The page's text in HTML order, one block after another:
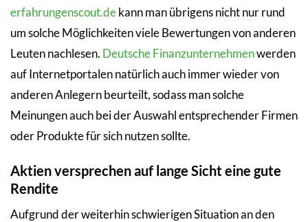
erfahrungenscout.dekann man übrigens nicht nur rund
um solche Möglichkeiten viele Bewertungen von anderen
Leuten nachlesen. Deutsche Finanzunternehmenwerden
auf Internetportalen natürlich auch immer wieder von
anderen Anlegern beurteilt, sodass man solche
Meinungen auch bei der Auswahl entsprechender Firmen
oder Produkte für sich nutzen sollte.
Aktien versprechen auf lange Sicht eine gute
Rendite
Aufgrund der weiterhin schwierigen Situation an den